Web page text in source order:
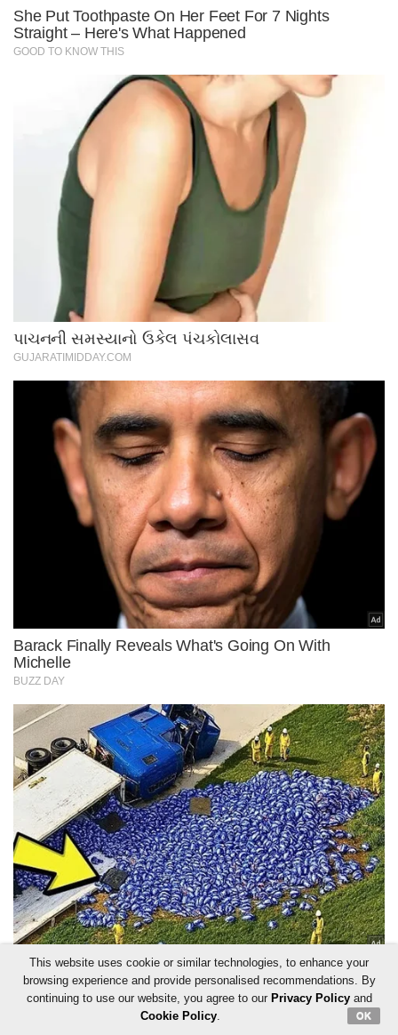
This website uses cookie or similar technologies, to enhance your
browsing experience and provide personalised recommendations. By
continuing to use our website, you agree to our Privacy Policyand
Cookie Policy. OK